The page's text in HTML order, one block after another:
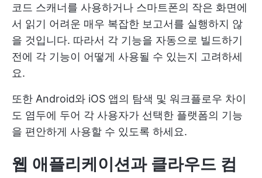
코드 스캐너를 사용하거나 스마트폰의 작은 화면에
서 읽기 어려운 매우 복잡한 보고서를 실행하지 않
을 것입니다. 따라서 각 기능을 자동으로 빌드하기
전에 각 기능이 어떻게 사용될 수 있는지 고려하세
요.
또한 Android와 iOS 앱의 탐색 및 워크플로우 차이
도 염두에 두어 각 사용자가 선택한 플랫폼의 기능
을 편안하게 사용할 수 있도록 하세요.
웹 애플리케이션과 클라우드 컴